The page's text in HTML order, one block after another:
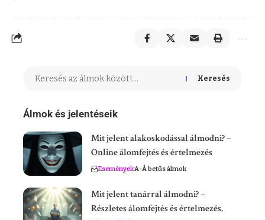
Keresés
Álmok és jelentéseik
Mit jelent alakoskodással álmodni? –
Online álomfejtés és értelmezés
EseményekA-Á betűs álmok
Mit jelent tanárral álmodni? –
Részletes álomfejtés és értelmezés.